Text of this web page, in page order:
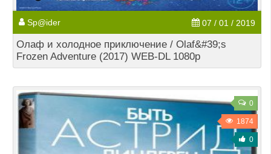
Sp@ider 07 / 01 / 2019
Олаф и холодное приключение / Olaf&#39;s
Frozen Adventure (2017) WEB-DL 1080p
0
1874
0